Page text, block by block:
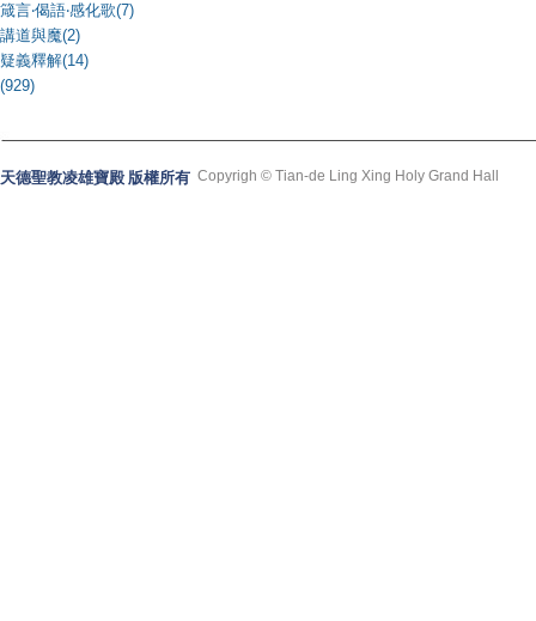
箴言‧偈語‧感化歌(7)
講道與魔(2)
疑義釋解(14)
(929)
天德聖教凌雄寶殿 版權所有 Copyrigh © Tian-de Ling Xing Holy Grand Hall